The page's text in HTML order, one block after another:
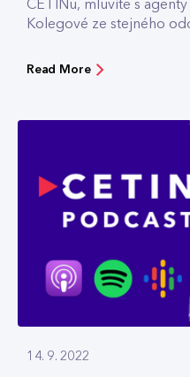
CETINu, mluvíte s
Kolegové ze stejného
Read More
14. 9. 2022